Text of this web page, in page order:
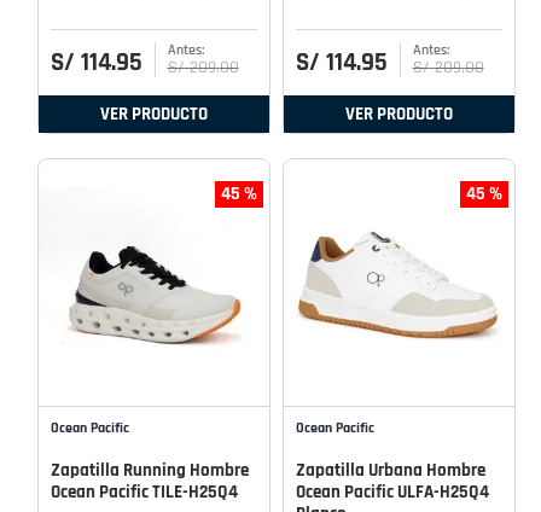
S/ 114.95 S/ 209.00
VER PRODUCTO
S/ 114.95 S/ 209.00
VER PRODUCTO
45 %
Ocean Pacific
Zapatilla Running Hombre
Ocean Pacific TILE-H25Q4
45 %
Ocean Pacific
Zapatilla Urbana Hombre
Ocean Pacific ULFA-H25Q4